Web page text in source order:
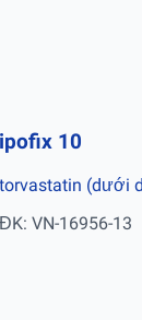
10
(dưới
VN-16956-13